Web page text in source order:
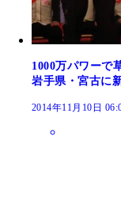
1000万パワーで
岩手県・宮古に
2014年11月10日